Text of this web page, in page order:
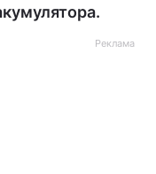
Реклама